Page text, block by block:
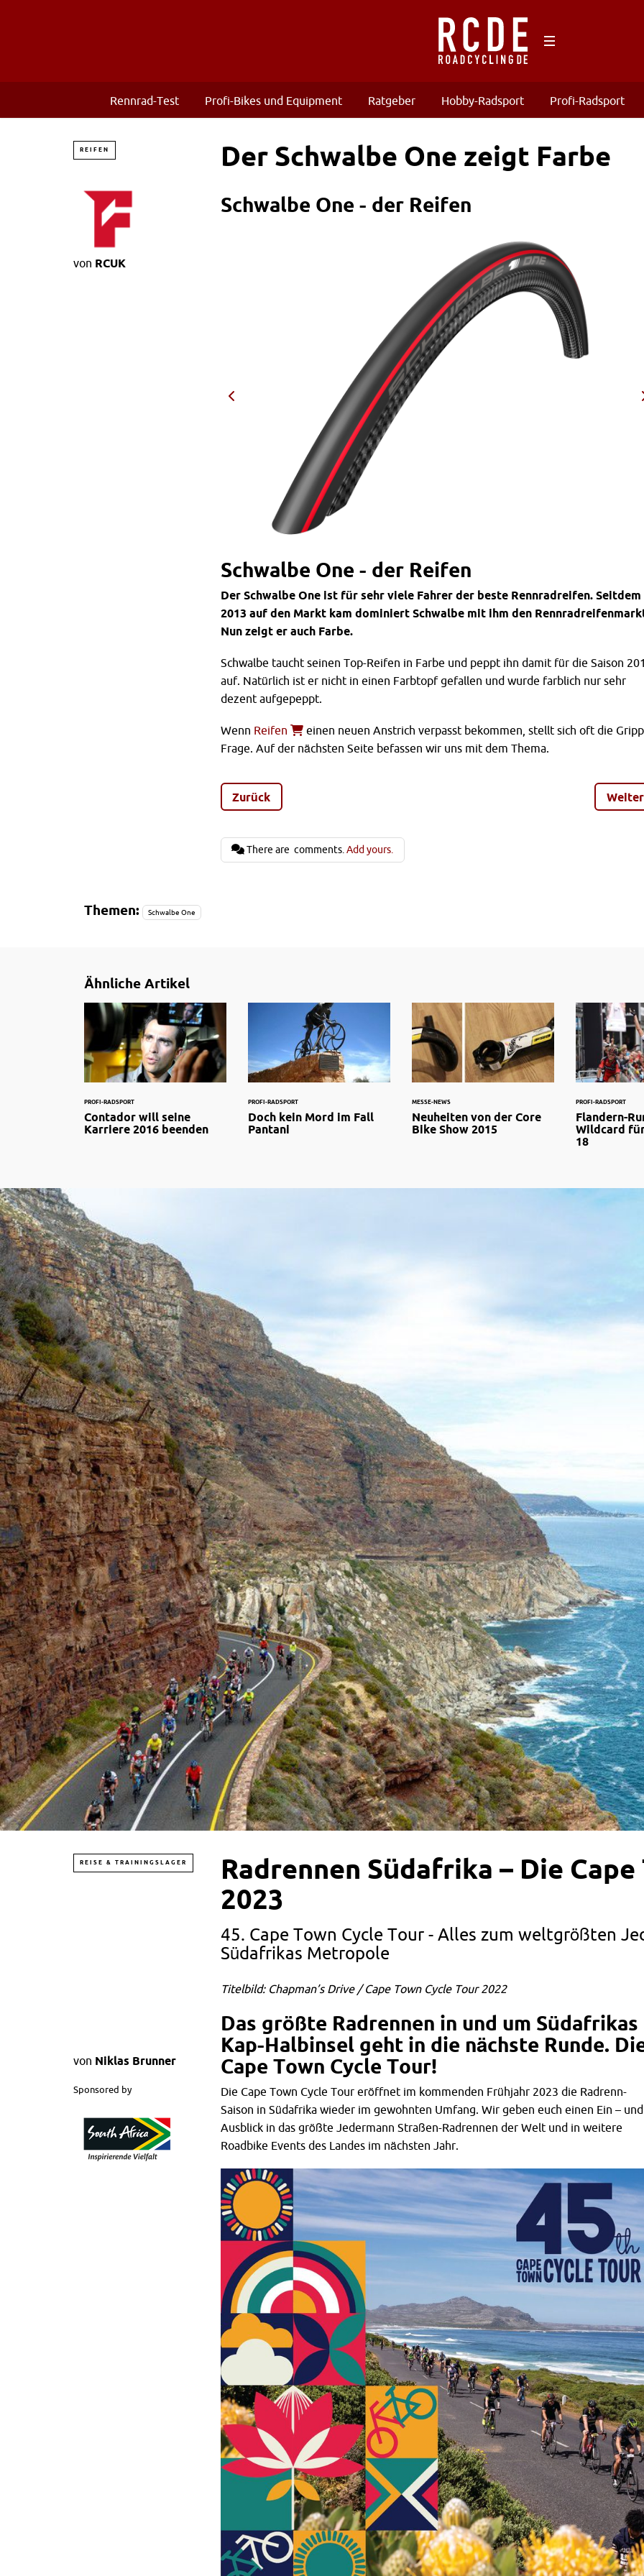
Rennrad-Test Profi-Bikes und Equipment Ratgeber Hobby-Radsport Profi-Radsport
REIFEN Der Schwalbe One zeigt Farbe
von RCUK
Schwalbe One - der Reifen
Schwalbe One - der Reifen
Der Schwalbe One ist für sehr viele Fahrer der beste Rennradreifen. Seitdem
2013 auf den Markt kam dominiert Schwalbe mit ihm den
Nun zeigt er auch Farbe.
Schwalbe taucht seinen Top-Reifen in Farbe und peppt ihn damit für die Saison
auf. Natürlich ist er nicht in einen Farbtopf gefallen und wurde farblich nur sehr
dezent aufgepeppt.
Wenn Reifen
einen neuen Anstrich verpasst bekommen, stellt sich oft die
Frage. Auf der nächsten Seite befassen wir uns mit dem Thema.
Zurück Weiter
There are comments.Add yours.
Themen: Schwalbe One
Ähnliche Artikel
PROFI-RADSPORT
Contador will seine
Karriere 2016 beenden
PROFI-RADSPORT
Doch kein Mord im Fall
Pantani
MESSE-NEWS
Neuheiten von der Core
Bike Show 2015
PROFI-RADSPORT
Flandern-
Wildcard
18
REISE & TRAININGSLAGER
Radrennen Südafrika – Die
2023
45. Cape Town Cycle Tour - Alles zum weltgrößten
Südafrikas Metropole
von Niklas Brunner
Sponsored by
Titelbild: Chapman’s Drive / Cape Town Cycle Tour 2022
Das größte Radrennen in und um Südafrikas
Kap-Halbinsel geht in die nächste Runde.
Cape Town Cycle Tour!
Die Cape Town Cycle Tour eröffnet im kommenden Frühjahr 2023 die Radrenn-
Saison in Südafrika wieder im gewohnten Umfang. Wir geben euch einen Ein – und
Ausblick in das größte Jedermann Straßen-Radrennen der Welt und in weitere
Roadbike Events des Landes im nächsten Jahr.